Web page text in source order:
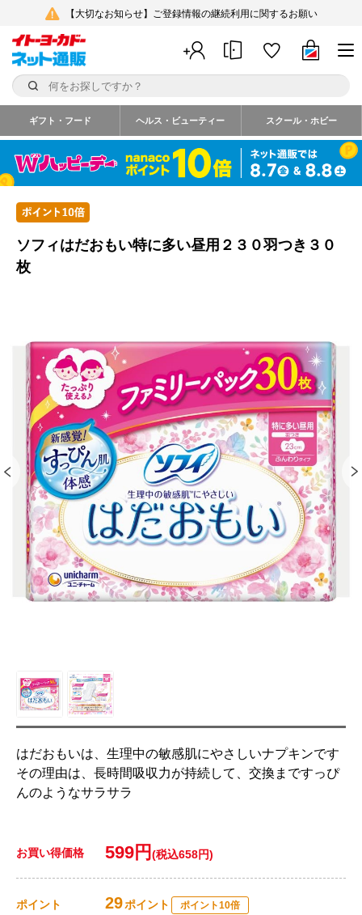
【大切なお知らせ】ご登録情報の継続利用に関するお願い
ギフト・フード ヘルス・ビューティー スクール・ホビー
ソフィはだおもい特に多い昼用２３０羽つき３０
枚
はだおもいは、生理中の敏感肌にやさしいナプキンです
その理由は、長時間吸収力が持続して、交換まですっぴ
んのようなサラサラ
お買い得価格 599円 (税込658円)
ポイント 29ポイント ポイント10倍